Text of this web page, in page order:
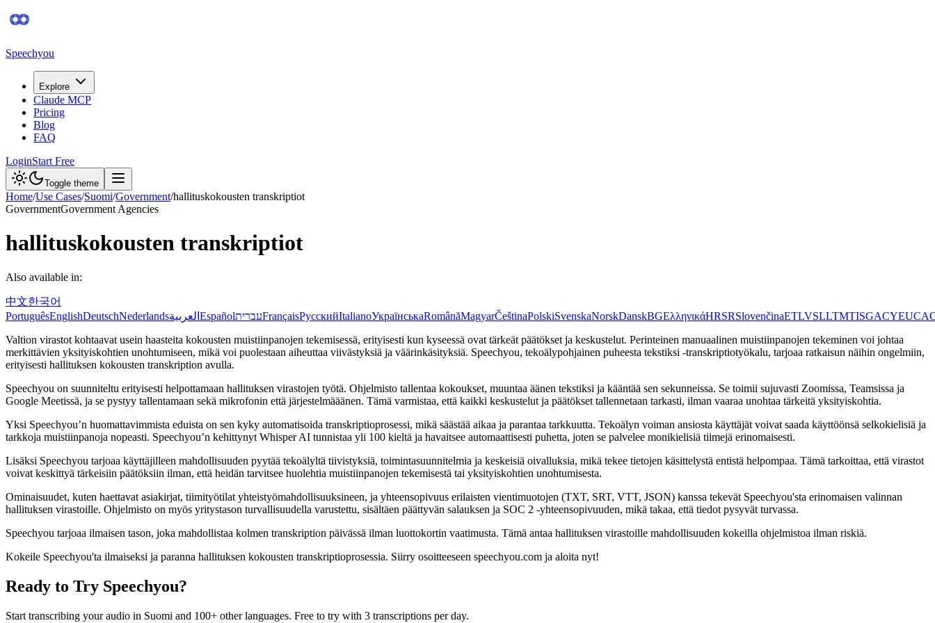
Speechyou
Explore
Claude MCP
Pricing
Blog
FAQ
LoginStart Free
Toggle theme
Home/Use Cases/Suomi/Government/hallituskokousten transkriptiot
GovernmentGovernment Agencies
hallituskokousten transkriptiot
Also available in:
中文한국어
PortuguêsEnglishDeutschNederlandsالعربية EspañolעבריתFrançaisРусскийItalianoУкраїнськаRomânăMagyarČeštinaPolskiSvenskaNorskDanskBGΕλληνικάHRSRSlovenčinaETLVSLLTMTISGACYEUCA
Valtion virastot kohtaavat usein haasteita kokousten muistiinpanojen tekemisessä, erityisesti kun kyseessä ovat tärkeät päätökset ja keskustelut. Perinteinen manuaalinen muistiinpanojen tekeminen voi johtaa
merkittävien yksityiskohtien unohtumiseen, mikä voi puolestaan aiheuttaa viivästyksiä ja väärinkäsityksiä. Speechyou, tekoälypohjainen puheesta tekstiksi -transkriptiotyökalu, tarjoaa ratkaisun näihin ongelmiin,
erityisesti hallituksen kokousten transkription avulla.
Speechyou on suunniteltu erityisesti helpottamaan hallituksen virastojen työtä. Ohjelmisto tallentaa kokoukset, muuntaa äänen tekstiksi ja kääntää sen sekunneissa. Se toimii sujuvasti Zoomissa, Teamsissa ja
Google Meetissä, ja se pystyy tallentamaan sekä mikrofonin että järjestelmääänen. Tämä varmistaa, että kaikki keskustelut ja päätökset tallennetaan tarkasti, ilman vaaraa unohtaa tärkeitä yksityiskohtia.
Yksi Speechyou’n huomattavimmista eduista on sen kyky automatisoida transkriptioprosessi, mikä säästää aikaa ja parantaa tarkkuutta. Tekoälyn voiman ansiosta käyttäjät voivat saada käyttöönsä selkokielisiä ja
tarkkoja muistiinpanoja nopeasti. Speechyou’n kehittynyt Whisper AI tunnistaa yli 100 kieltä ja havaitsee automaattisesti puhetta, joten se palvelee monikielisiä tiimejä erinomaisesti.
Lisäksi Speechyou tarjoaa käyttäjilleen mahdollisuuden pyytää tekoälyltä tiivistyksiä, toimintasuunnitelmia ja keskeisiä oivalluksia, mikä tekee tietojen käsittelystä entistä helpompaa. Tämä tarkoittaa, että virastot
voivat keskittyä tärkeisiin päätöksiin ilman, että heidän tarvitsee huolehtia muistiinpanojen tekemisestä tai yksityiskohtien unohtumisesta.
Ominaisuudet, kuten haettavat asiakirjat, tiimityötilat yhteistyömahdollisuuksineen, ja yhteensopivuus erilaisten vientimuotojen (TXT, SRT, VTT, JSON) kanssa tekevät Speechyou'sta erinomaisen valinnan
hallituksen virastoille. Ohjelmisto on myös yritystason turvallisuudella varustettu, sisältäen päättyvän salauksen ja SOC 2 -yhteensopivuuden, mikä takaa, että tiedot pysyvät turvassa.
Speechyou tarjoaa ilmaisen tason, joka mahdollistaa kolmen transkription päivässä ilman luottokortin vaatimusta. Tämä antaa hallituksen virastoille mahdollisuuden kokeilla ohjelmistoa ilman riskiä.
Kokeile Speechyou'ta ilmaiseksi ja paranna hallituksen kokousten transkriptioprosessia. Siirry osoitteeseen speechyou.com ja aloita nyt!
Ready to Try Speechyou?
Start transcribing your audio in Suomi and 100+ other languages. Free to try with 3 transcriptions per day.